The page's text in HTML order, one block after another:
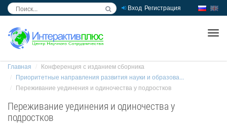
Вход Регистрация
Главная
Конференция с изданием сборника
Приоритетные направления развития науки и образова...
Переживание уединения и одиночества у подростков
Переживание уединения и одиночества у
подростков